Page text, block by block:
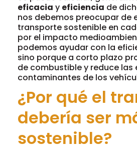
eficacia y eficiencia de
nos debemos preocupar de
transporte sostenible en
por el impacto
podemos ayudar con la
sino porque a corto plazo
de combustible y reduce las
contaminantes de los
¿Por qué el
debería ser
sostenible?